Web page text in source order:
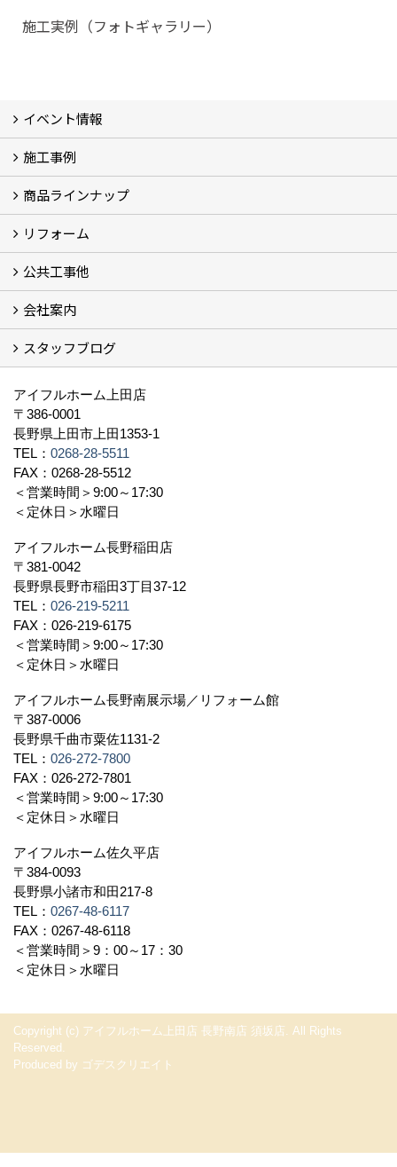
施工実例（フォトギャラリー）
イベント情報
イベント予告
過去のイベント
施工事例
フォトギャラリー
モデルハウス (7)
現場レポート
完工事例
お客様の声
商品ラインナップ
商品ラインアップ一覧
FAVO（フェイボ）【自由設計】
Lodina（ロディナ）【規格住宅】
全館空調システム
リフォーム
コンセプト (2)
選ばれる理由
施工実例（フォトギャラリー）
公共工事他
建築工事 実績
土木工事 実績
一般建築(別荘)
公共工事部スタッフ紹介
会社案内
社長挨拶
会社概要
採用情報
アクセス
スタッフ紹介
スタッフブログ
資格取得一覧
プライバシーポリシー
地域貢献 (3)
スタッフブログ
アイフルホーム上田店
〒386-0001
長野県上田市上田1353-1
TEL： 0268-28-5511
FAX：0268-28-5512
＜営業時間＞9:00～17:30
＜定休日＞水曜日
アイフルホーム長野稲田店
〒381-0042
長野県長野市稲田3丁目37-12
TEL： 026-219-5211
FAX：026-219-6175
＜営業時間＞9:00～17:30
＜定休日＞水曜日
アイフルホーム長野南展示場／リフォーム館
〒387-0006
長野県千曲市粟佐1131-2
TEL： 026-272-7800
FAX：026-272-7801
＜営業時間＞9:00～17:30
＜定休日＞水曜日
アイフルホーム佐久平店
〒384-0093
長野県小諸市和田217-8
TEL： 0267-48-6117
FAX：0267-48-6118
＜営業時間＞9：00～17：30
＜定休日＞水曜日
Copyright (c) アイフルホーム上田店 長野南店 須坂店. All Rights
Reserved.
Produced by ゴデスクリエイト